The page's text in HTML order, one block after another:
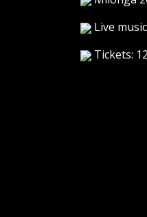
Live
Tickets: